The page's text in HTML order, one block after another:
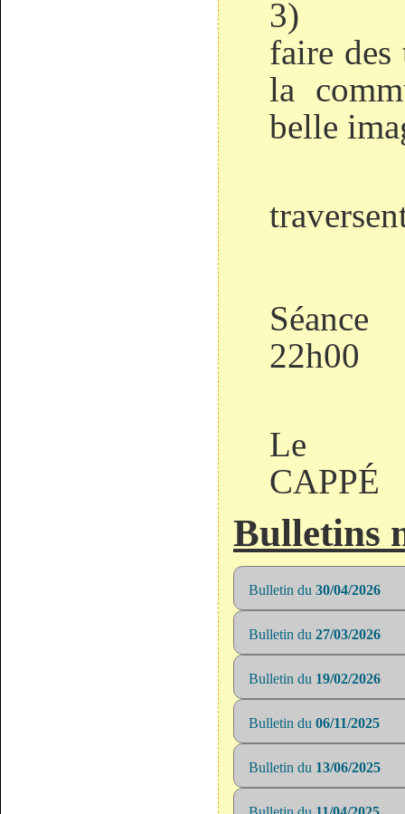
3)
faire des
la
belle
22h00
Le
CAPPÉ
Bulletins
Bulletin du 30/04/2026
Bulletin du 27/03/2026
Bulletin du 19/02/2026
Bulletin du 06/11/2025
Bulletin du 13/06/2025